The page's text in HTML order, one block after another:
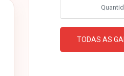
TODAS AS